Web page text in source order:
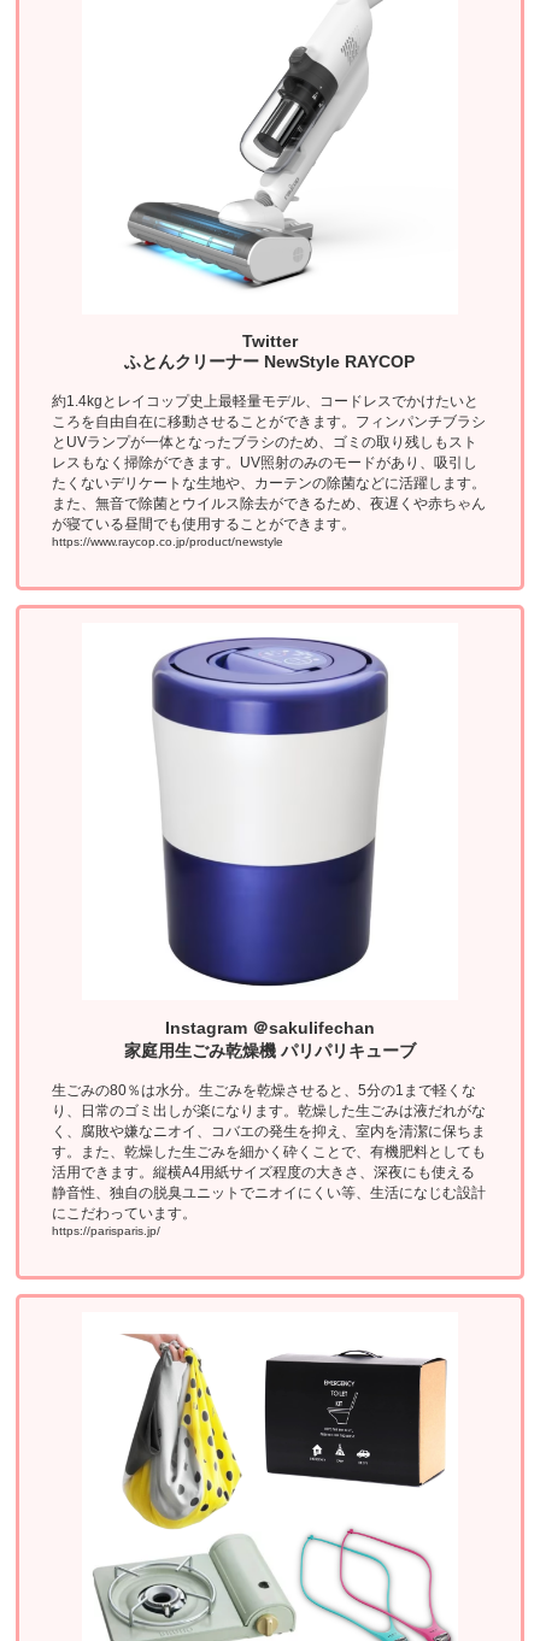
Twitter
ふとんクリーナー NewStyle RAYCOP
約1.4kgとレイコップ史上最軽量モデル、コードレスでかけたいと
ころを自由自在に移動させることができます。フィンパンチブラシ
とUVランプが一体となったブラシのため、ゴミの取り残しもスト
レスもなく掃除ができます。UV照射のみのモードがあり、吸引し
たくないデリケートな生地や、カーテンの除菌などに活躍します。
また、無音で除菌とウイルス除去ができるため、夜遅くや赤ちゃん
が寝ている昼間でも使用することができます。
https://www.raycop.co.jp/product/newstyle
Instagram ＠sakulifechan
家庭用生ごみ乾燥機 パリパリキューブ
生ごみの80％は水分。生ごみを乾燥させると、5分の1まで軽くな
り、日常のゴミ出しが楽になります。乾燥した生ごみは液だれがな
く、腐敗や嫌なニオイ、コバエの発生を抑え、室内を清潔に保ちま
す。また、乾燥した生ごみを細かく砕くことで、有機肥料としても
活用できます。縦横A4用紙サイズ程度の大きさ、深夜にも使える
静音性、独自の脱臭ユニットでニオイにくい等、生活になじむ設計
にこだわっています。
https://parisparis.jp/